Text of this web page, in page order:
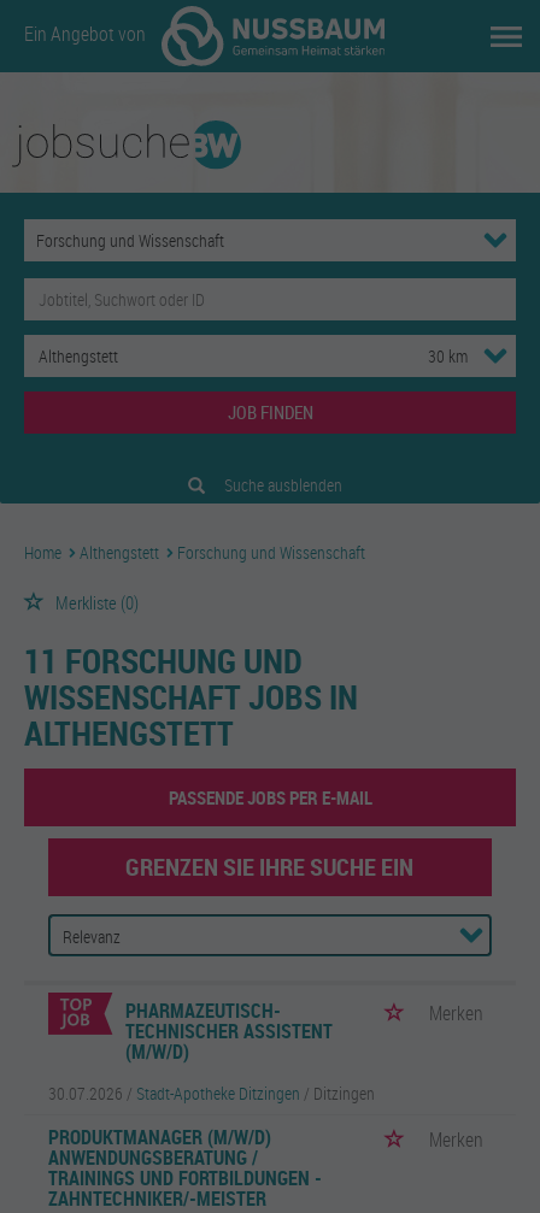
Ein Angebot von
JOB FINDEN
Suche ausblenden
Home Althengstett Forschung und Wissenschaft
Merkliste (0)
11 FORSCHUNG UND
WISSENSCHAFT JOBS IN
ALTHENGSTETT
PASSENDE JOBS PER E-MAIL
GRENZEN SIE IHRE SUCHE EIN
PHARMAZEUTISCH-
TECHNISCHER ASSISTENT
(M/W/D)
Merken
30.07.2026 / Stadt-Apotheke Ditzingen / Ditzingen
PRODUKTMANAGER (M/W/D)
ANWENDUNGSBERATUNG /
TRAININGS UND FORTBILDUNGEN -
ZAHNTECHNIKER/-MEISTER
Merken